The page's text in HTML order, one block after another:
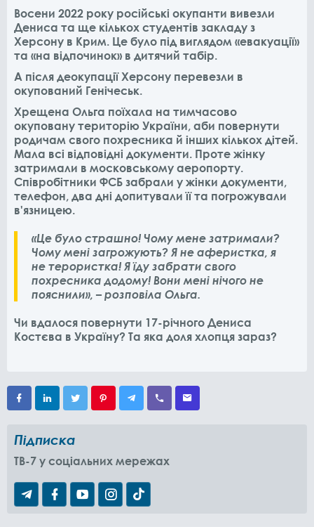
Восени 2022 року російські окупанти вивезли
Дениса та ще кількох студентів закладу з
Херсону в Крим. Це було під виглядом «евакуації»
та «на відпочинок» в дитячий табір.
А після деокупації Херсону перевезли в
окупований Генічеськ.
Хрещена Ольга поїхала на тимчасово
окуповану територію України, аби повернути
родичам свого похресника й інших кількох дітей.
Мала всі відповідні документи. Проте жінку
затримали в московському аеропорту.
Співробітники ФСБ забрали у жінки документи,
телефон, два дні допитували її та погрожували
в'язницею.
«Це було страшно! Чому мене затримали?
Чому мені загрожують? Я не аферистка, я
не терористка! Я їду забрати свого
похресника додому! Вони мені нічого не
пояснили», – розповіла Ольга.
Чи вдалося повернути 17-річного Дениса
Костєва в Україну? Та яка доля хлопця зараз?
Підписка
TB-7 у соціальних мережах